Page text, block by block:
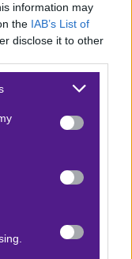
information may
the IAB’s List of
disclose it to other
or more Google
You may click to
party tags to
in below Google
τη φοβάται την
πληρώνει 1,70